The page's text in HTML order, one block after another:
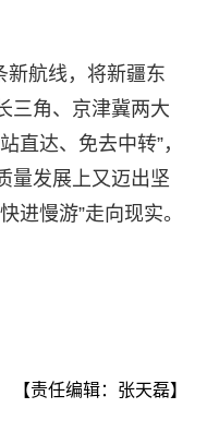
新航线，将新疆东
三角、京津冀两大
直达、免去中转”，
量发展上又迈出坚
进慢游”走向现实。
【责任编辑：张天磊】